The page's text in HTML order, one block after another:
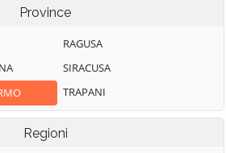
San Mauro
Gela
Santa Flavia
Sciara
Province
RAGUSA
SIRACUSA
TRAPANI
Regioni